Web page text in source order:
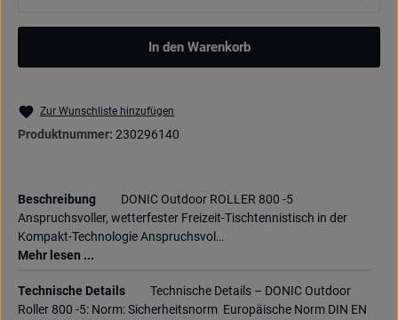
In den Warenkorb
Zur Wunschliste hinzufügen
Produktnummer: 230296140
Beschreibung
DONIC Outdoor ROLLER 800 -5
Anspruchsvoller, wetterfester Freizeit-Tischtennistisch in der
Kompakt-Technologie Anspruchsvol…
Mehr lesen ...
Technische Details
Technische Details – DONIC Outdoor
Roller 800 -5: Norm: Sicherheitsnorm Europäische Norm DIN EN